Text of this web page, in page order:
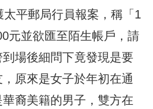
平郵局行員報案，稱「1
元並欲匯至陌生帳戶，請
到場後細問下竟發現是要
原來是女子於年初在通
裔美籍的男子， 雙方在